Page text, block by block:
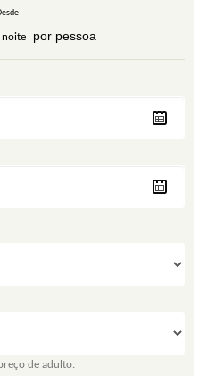
por pessoa
de adulto.